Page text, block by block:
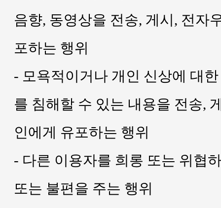
음향, 동영상을 전송, 게시, 전자
포하는 행위
- 모욕적이거나 개인 신상에 대
를 침해할 수 있는 내용을 전송,
인에게 유포하는 행위
- 다른 이용자를 희롱 또는 위협
또는 불편을 주는 행위